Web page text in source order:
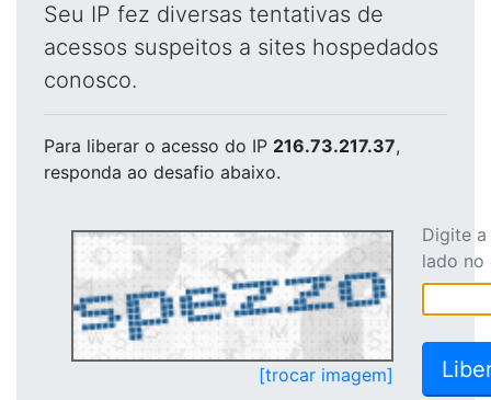
Seu IP fez diversas tentativas de
acessos suspeitos a sites hospedados
conosco.
Para liberar o acesso do IP 216.73.217.37,
responda ao desafio abaixo.
[trocar imagem]
Digite
lado no